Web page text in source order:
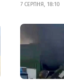
7 СЕРПНЯ, 18:10